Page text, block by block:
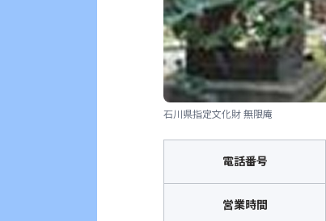
石川県指定文化財 無限庵
電話番号
営業時間